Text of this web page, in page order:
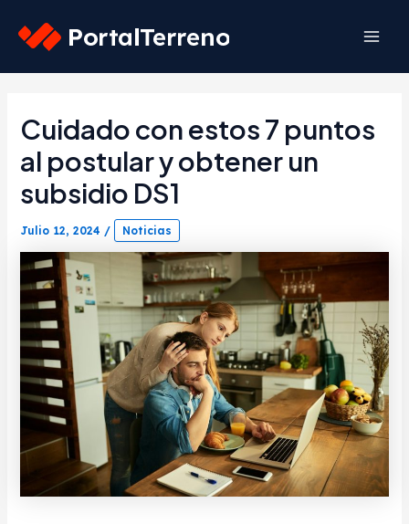
content
Cuidado con estos 7 puntos
al postular y obtener un
subsidio DS1
Julio 12, 2024 / Noticias